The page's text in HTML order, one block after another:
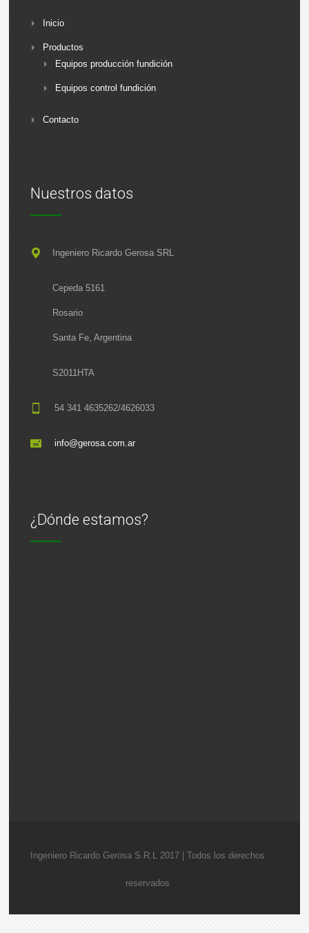
Inicio
Productos
Equipos producción fundición
Equipos control fundición
Contacto
Nuestros datos
Ingeniero Ricardo Gerosa SRL
Cepeda 5161
Rosario
Santa Fe, Argentina
S2011HTA
54 341 4635262/4626033
info@gerosa.com.ar
¿Dónde estamos?
Ingeniero Ricardo Gerosa S.R.L 2017 | Todos los derechos
reservados